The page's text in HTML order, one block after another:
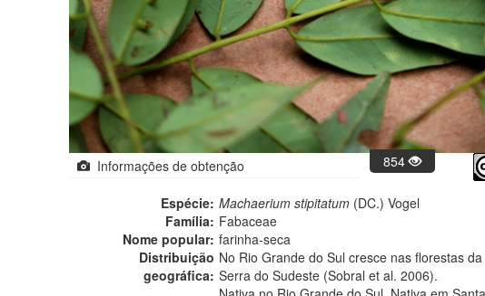
Informações de obtenção 854
Espécie: Machaerium stipitatum (DC.) Vogel
Família: Fabaceae
Nome popular: farinha-seca
Distribuição
geográfica:
No Rio Grande do Sul cresce nas florestas
Serra do Sudeste (Sobral et al. 2006).